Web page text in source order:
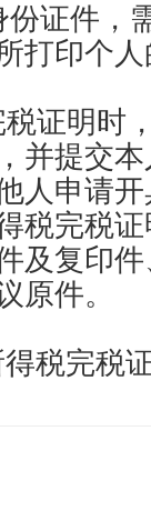
证件，
打印个
明时
并提交
人申请
税完税
及复印
原件。
完税证